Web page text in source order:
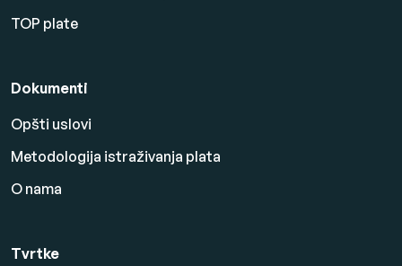
TOP plate
Dokumenti
Opšti uslovi
Metodologija istraživanja plata
O nama
Tvrtke